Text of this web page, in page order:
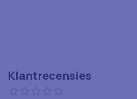
Klantrecensies